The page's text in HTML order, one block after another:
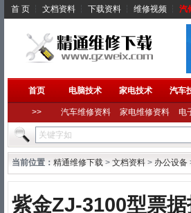
首 页 ┆ 文档资料 ┆ 下载资料 ┆ 维修视频 ┆ 汽
首页 电脑技术 家电技术 汽车
>> 汽车维修资料 家电维修资料 电
当前位置： 精通维修下载 > 文档资料 > 办公设备
紫金ZJ-3100型票